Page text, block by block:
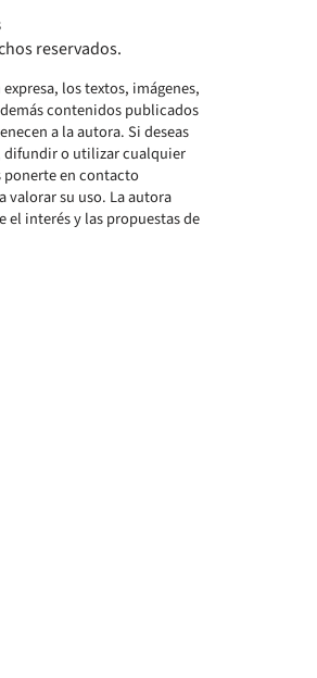
reservados.
los textos, imágenes,
contenidos publicados
a la autora. Si deseas
difundir o utilizar cualquier
ponerte en contacto
valorar su uso. La autora
el interés y las propuestas de